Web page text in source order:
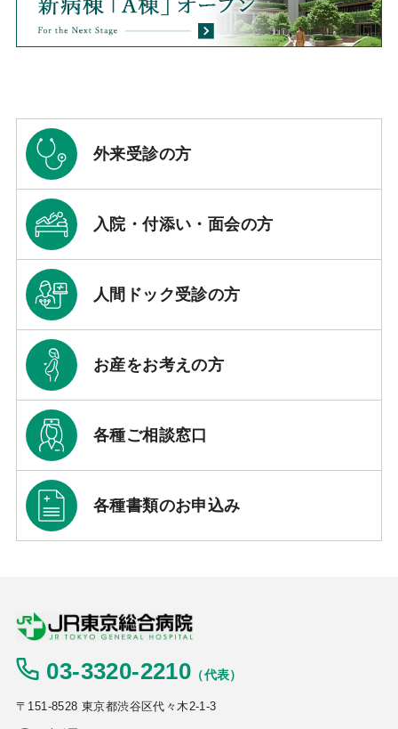
外来受診の方
入院・付添い・面会の方
人間ドック受診の方
お産をお考えの方
各種ご相談窓口
各種書類のお申込み
03-3320-2210 （代表）
〒151-8528 東京都渋谷区代々木2-1-3